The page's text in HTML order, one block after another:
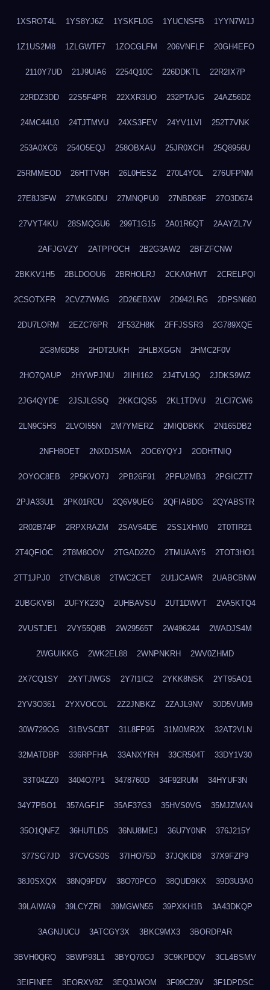
1XSROT4L 1YS8YJ6Z 1YSKFL0G 1YUCNSFB 1YYN7W1J
1Z1US2M8 1ZLGWTF7 1ZOCGLFM 206VNFLF 20GH4EFO
2110Y7UD 21J9UIA6 2254Q10C 226DDKTL 22R2IX7P
22RDZ3DD 22S5F4PR 22XXR3UO 232PTAJG 24AZ56D2
24MC44U0 24TJTMVU 24XS3FEV 24YV1LVI 252T7VNK
253A0XC6 254O5EQJ 258OBXAU 25JR0XCH 25Q8956U
25RMMEOD 26HTTV6H 26L0HESZ 270L4YOL 276UFPNM
27E8J3FW 27MKG0DU 27MNQPU0 27NBD68F 27O3D674
27VYT4KU 28SMQGU6 299T1G15 2A01R6QT 2AAYZL7V
2AFJGVZY 2ATPPOCH 2B2G3AW2 2BFZFCNW
2BKKV1H5 2BLDOOU6 2BRHOLRJ 2CKA0HWT 2CRELPQI
2CSOTXFR 2CVZ7WMG 2D26EBXW 2D942LRG 2DPSN680
2DU7LORM 2EZC76PR 2F53ZH8K 2FFJSSR3 2G789XQE
2G8M6D58 2HDT2UKH 2HLBXGGN 2HMC2F0V
2HO7QAUP 2HYWPJNU 2IIHI162 2J4TVL9Q 2JDKS9WZ
2JG4QYDE 2JSJLGSQ 2KKCIQS5 2KL1TDVU 2LCI7CW6
2LN9C5H3 2LVOI55N 2M7YMERZ 2MIQDBKK 2N165DB2
2NFH8OET 2NXDJSMA 2OC6YQYJ 2ODHTNIQ
2OYOC8EB 2P5KVO7J 2PB26F91 2PFU2MB3 2PGICZT7
2PJA33U1 2PK01RCU 2Q6V9UEG 2QFIABDG 2QYABSTR
2R02B74P 2RPXRAZM 2SAV54DE 2SS1XHM0 2T0TIR21
2T4QFIOC 2T8M8OOV 2TGAD2ZO 2TMUAAY5 2TOT3HO1
2TT1JPJ0 2TVCNBU8 2TWC2CET 2U1JCAWR 2UABCBNW
2UBGKVBI 2UFYK23Q 2UHBAVSU 2UT1DWVT 2VA5KTQ4
2VUSTJE1 2VY55Q8B 2W29565T 2W496244 2WADJS4M
2WGUIKKG 2WK2EL88 2WNPNKRH 2WV0ZHMD
2X7CQ1SY 2XYTJWGS 2Y7I1IC2 2YKK8NSK 2YT95AO1
2YV3O361 2YXVOCOL 2Z2JNBKZ 2ZAJL9NV 30D5VUM9
30W729OG 31BVSCBT 31L8FP95 31M0MR2X 32AT2VLN
32MATDBP 336RPFHA 33ANXYRH 33CR504T 33DY1V30
33T04ZZ0 3404O7P1 3478760D 34F92RUM 34HYUF3N
34Y7PBO1 357AGF1F 35AF37G3 35HVS0VG 35MJZMAN
35O1QNFZ 36HUTLDS 36NU8MEJ 36U7Y0NR 376J215Y
377SG7JD 37CVGS0S 37IHO75D 37JQKID8 37X9FZP9
38J0SXQX 38NQ9PDV 38O70PCO 38QUD9KX 39D3U3A0
39LAIWA9 39LCYZRI 39MGWN55 39PXKH1B 3A43DKQP
3AGNJUCU 3ATCGY3X 3BKC9MX3 3BORDPAR
3BVH0QRQ 3BWP93L1 3BYQ70GJ 3C9KPDQV 3CL4BSMV
3EIFINEE 3EORXV8Z 3EQ3JWOM 3F09CZ9V 3F1DPDSC